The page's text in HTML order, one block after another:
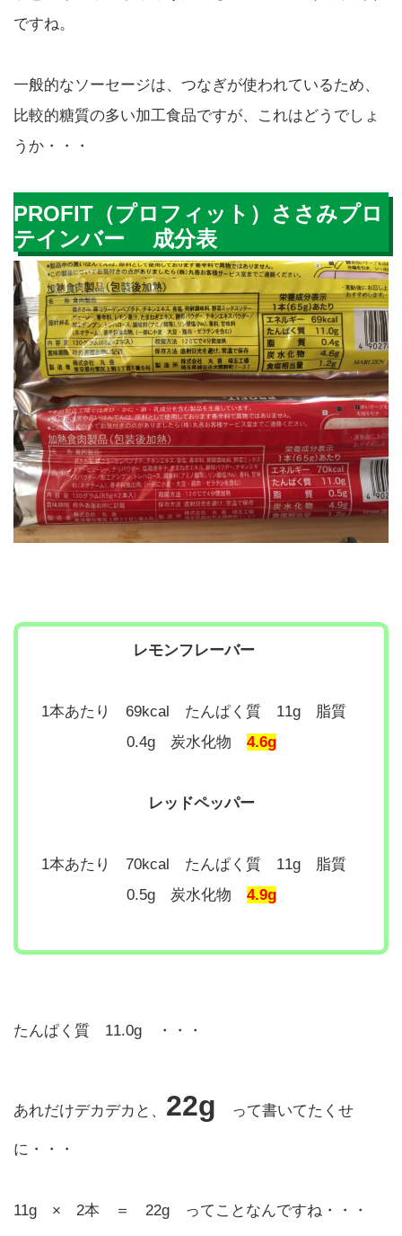
ですね。
一般的なソーセージは、つなぎが使われているため、
比較的糖質の多い加工食品ですが、これはどうでしょ
うか・・・
PROFIT（プロフィット）ささみプロ
テインバー 成分表
レモンフレーバー
1本あたり 69kcal たんぱく質 11g 脂質
0.4g 炭水化物 4.6g
レッドペッパー
1本あたり 70kcal たんぱく質 11g 脂質
0.5g 炭水化物 4.9g
たんぱく質 11.0g ・・・
あれだけデカデカと、 22g って書いてたくせ
に・・・
11g × 2本 ＝ 22g ってことなんですね・・・